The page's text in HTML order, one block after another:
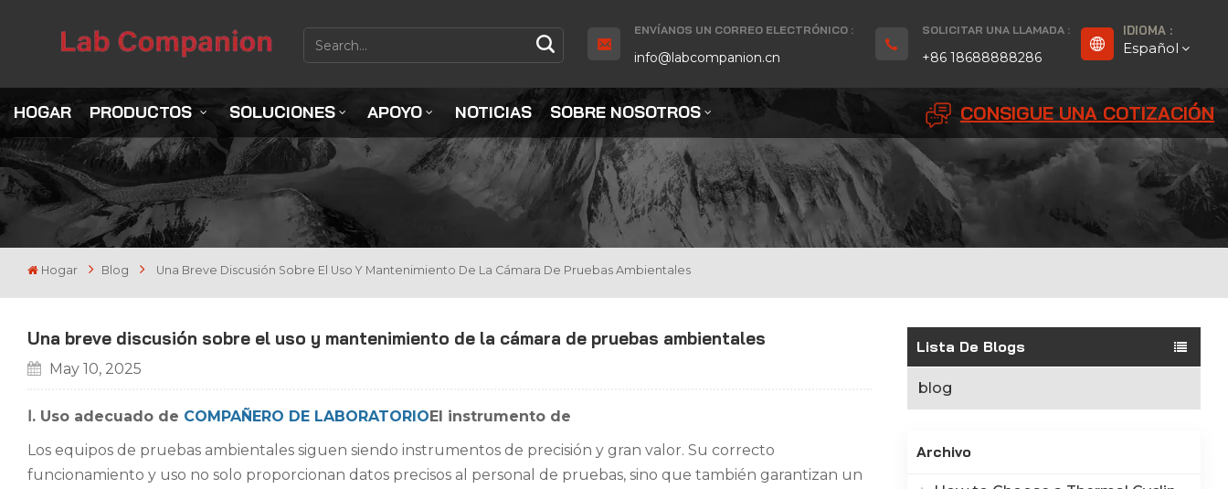
ENVÍANOS UN CORREO ELECTRÓNICO :
info@labcompanion.cn
SOLICITAR UNA LLAMADA :
+86 18688888286
IDIOMA :
Español
Español
HOGAR PRODUCTOS SOLUCIONES APOYO NOTICIAS SOBRE NOSOTROS CONSIGUE UNA COTIZACIÓN
Hogar Blog Una Breve Discusión Sobre El Uso Y Mantenimiento De La Cámara De Pruebas Ambientales
Lista De Blogs
blog
Archivo
Una breve discusión sobre el uso y mantenimiento de la cámara de pruebas ambientales
May 10, 2025
Ⅰ. Uso adecuado de COMPAÑERO DE LABORATORIO El instrumento de
Los equipos de pruebas ambientales siguen siendo instrumentos de precisión y gran valor. Su correcto
funcionamiento y uso no solo proporcionan datos precisos al personal de pruebas, sino que también garantizan un